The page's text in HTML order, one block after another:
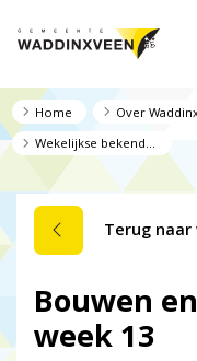
Home Over
Wekelijkse bekendmakingen
Terug naar
Bouwen
week 13